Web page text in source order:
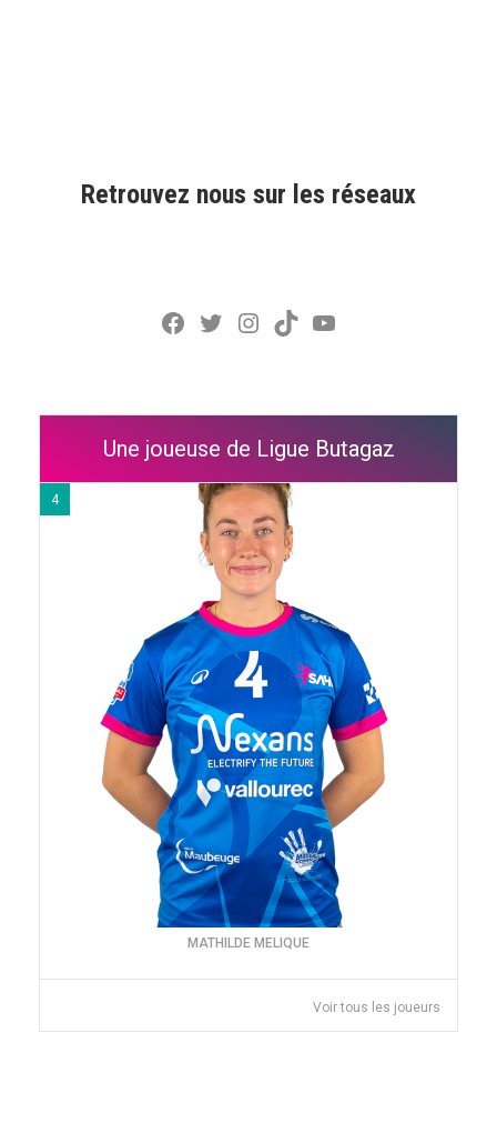
Retrouvez nous sur les réseaux
Facebook
Twitter
Instagram
TikTokYouTube
Une joueuse de Ligue Butagaz
4
MATHILDE MELIQUE
Voir tous les joueurs